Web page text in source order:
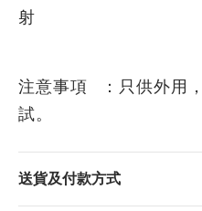
射
注意事項 ：只供外用
試。
送貨及付款方式